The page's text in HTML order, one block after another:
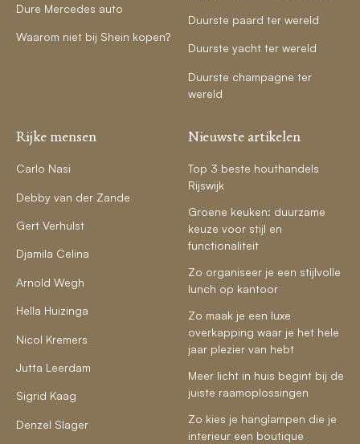
Dure Mercedes auto
Waarom niet bij Shein kopen?
Duurste paard ter wereld
Duurste yacht ter wereld
Duurste champagne ter
wereld
Rijke mensen
Carlo Nasi
Debby van der Zande
Gert Verhulst
Djamila Celina
Arnold Wegh
Hella Huizinga
Nicol Kremers
Jutta Leerdam
Sigrid Kaag
Denzel Slager
Nieuwste artikelen
Top 3 beste houthandels
Rijswijk
Groene keuken: duurzame
keuze voor stijl en
functionaliteit
Zo organiseer je een stijlvolle
lunch op kantoor
Zo maak je een luxe
overkapping waar je het hele
jaar plezier van hebt
Meer licht in huis begint bij de
juiste raamoplossingen
Zo kies je hanglampen die je
interieur een boutique